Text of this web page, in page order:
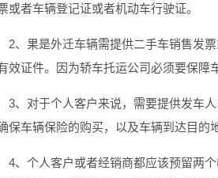
或者车辆登记证或者机动车行驶证。
果是外迁车辆需提供二手车销售发票
效证件。因为轿车托运公司必须要保障
对于个人客户来说，需要提供发车人
保车辆保险的购买，以及车辆到达目的
个人客户或者经销商都应该预留两个